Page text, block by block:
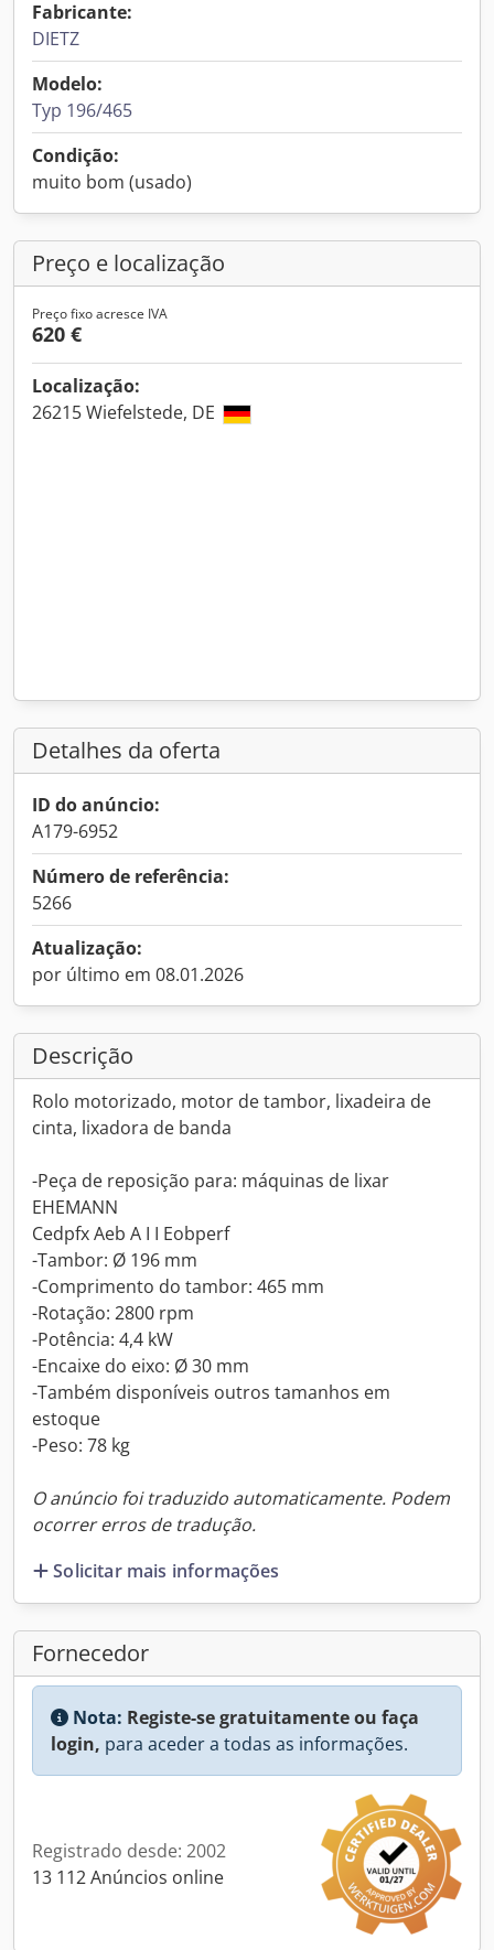
Fabricante:
DIETZ
Modelo:
Typ 196/465
Condição:
muito bom (usado)
Preço e localização
Preço fixo acresce IVA
620 €
Localização:
26215 Wiefelstede, DE
Detalhes da oferta
ID do anúncio:
A179-6952
Número de referência:
5266
Atualização:
por último em 08.01.2026
Descrição
Rolo motorizado, motor de tambor, lixadeira de
cinta, lixadora de banda
-Peça de reposição para: máquinas de lixar
EHEMANN
Cedpfx Aeb A I I Eobperf
-Tambor: Ø 196 mm
-Comprimento do tambor: 465 mm
-Rotação: 2800 rpm
-Potência: 4,4 kW
-Encaixe do eixo: Ø 30 mm
-Também disponíveis outros tamanhos em
estoque
-Peso: 78 kg
O anúncio foi traduzido automaticamente. Podem
ocorrer erros de tradução.
Solicitar mais informações
Fornecedor
Nota: Registe-se gratuitamente ou faça
login, para aceder a todas as informações.
Registrado desde: 2002
13 112 Anúncios online